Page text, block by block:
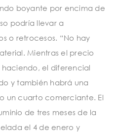
boyante por encima de
podría llevar a
o retrocesos. “No hay
Mientras el precio
el diferencial
y también habrá una
un cuarto comerciante. El
de tres meses de la
el 4 de enero y